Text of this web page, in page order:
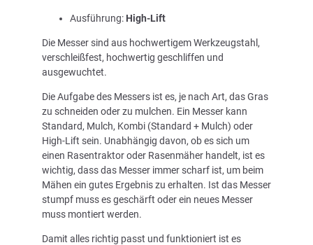
Ausführung: High-Lift
Die Messer sind aus hochwertigem Werkzeugstahl,
verschleißfest, hochwertig geschliffen und
ausgewuchtet.
Die Aufgabe des Messers ist es, je nach Art, das Gras
zu schneiden oder zu mulchen. Ein Messer kann
Standard, Mulch, Kombi (Standard + Mulch) oder
High-Lift sein. Unabhängig davon, ob es sich um
einen Rasentraktor oder Rasenmäher handelt, ist es
wichtig, dass das Messer immer scharf ist, um beim
Mähen ein gutes Ergebnis zu erhalten. Ist das Messer
stumpf muss es geschärft oder ein neues Messer
muss montiert werden.
Damit alles richtig passt und funktioniert ist es